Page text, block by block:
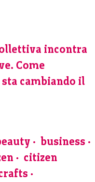
incontra
Come
cambiando il
business
citizen